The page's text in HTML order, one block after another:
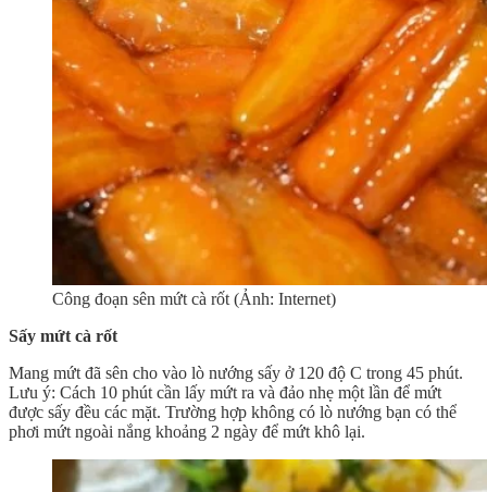
Công đoạn sên mứt cà rốt (Ảnh: Internet)
Sấy mứt cà rốt
Mang mứt đã sên cho vào lò nướng sấy ở 120 độ C trong 45 phút.
Lưu ý: Cách 10 phút cần lấy mứt ra và đảo nhẹ một lần để mứt
được sấy đều các mặt. Trường hợp không có lò nướng bạn có thể
phơi mứt ngoài nắng khoảng 2 ngày để mứt khô lại.